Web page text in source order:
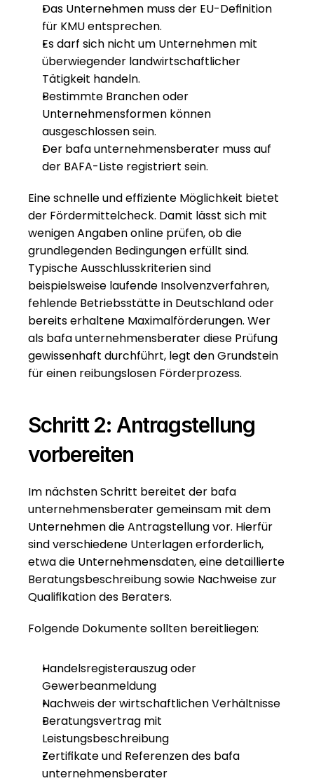
Das Unternehmen muss der EU-Definition
für KMU entsprechen.
Es darf sich nicht um Unternehmen mit
überwiegender landwirtschaftlicher
Tätigkeit handeln.
Bestimmte Branchen oder
Unternehmensformen können
ausgeschlossen sein.
Der bafa unternehmensberater muss auf
der BAFA-Liste registriert sein.
Eine schnelle und effiziente Möglichkeit bietet
der Fördermittelcheck. Damit lässt sich mit
wenigen Angaben online prüfen, ob die
grundlegenden Bedingungen erfüllt sind.
Typische Ausschlusskriterien sind
beispielsweise laufende Insolvenzverfahren,
fehlende Betriebsstätte in Deutschland oder
bereits erhaltene Maximalförderungen. Wer
als bafa unternehmensberater diese Prüfung
gewissenhaft durchführt, legt den Grundstein
für einen reibungslosen Förderprozess.
Schritt 2: Antragstellung
vorbereiten
Im nächsten Schritt bereitet der bafa
unternehmensberater gemeinsam mit dem
Unternehmen die Antragstellung vor. Hierfür
sind verschiedene Unterlagen erforderlich,
etwa die Unternehmensdaten, eine detaillierte
Beratungsbeschreibung sowie Nachweise zur
Qualifikation des Beraters.
Folgende Dokumente sollten bereitliegen:
Handelsregisterauszug oder
Gewerbeanmeldung
Nachweis der wirtschaftlichen Verhältnisse
Beratungsvertrag mit
Leistungsbeschreibung
Zertifikate und Referenzen des bafa
unternehmensberater